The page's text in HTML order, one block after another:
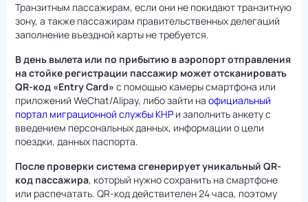
Транзитным пассажирам, если они не покидают транзитную
зону, а также пассажирам правительственных делегаций
заполнение въездной карты не требуется.
В день вылета или по прибытию в аэропорт отправления
на стойке регистрации пассажир может отсканировать
QR-код «Entry Card» с помощью камеры смартфона или
приложений WeChat/Alipay, либо зайти на официальный
портал миграционной службы КНР и заполнить анкету с
введением персональных данных, информации о цели
поездки, данных паспорта.
После проверки система сгенерирует уникальный QR-
код пассажира, который нужно сохранить на смартфоне
или распечатать. QR-код действителен 24 часа, поэтому